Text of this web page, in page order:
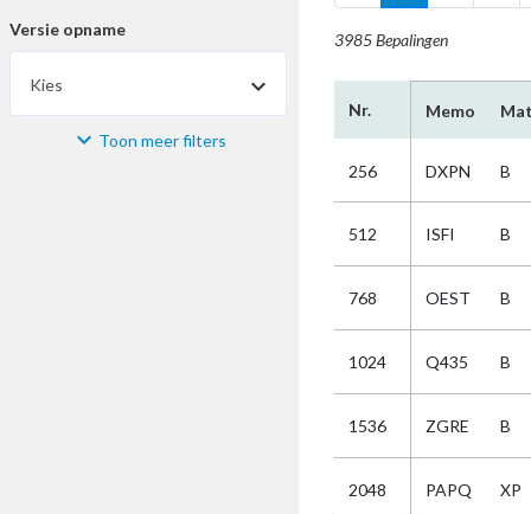
Versie opname
Kies
Materiaal Toon meer filters
3985 Bepalingen
Nr. Memo
256 DXPN B
512 ISFI B
768 OEST B
1024 Q435 B
1536 ZGRE B
2048 PAPQ XP